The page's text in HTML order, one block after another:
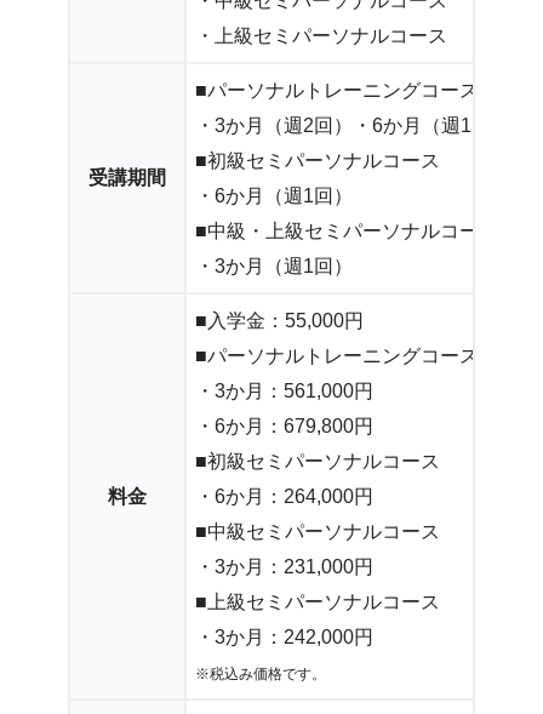
・上級セミパーソナルコース
受講期間
■パーソナルトレーニングコース
・3か月（週2回）・6か月（週1回）
■初級セミパーソナルコース
・6か月（週1回）
■中級・上級セミパーソナルコース
・3か月（週1回）
料金
■入学金：55,000円
■パーソナルトレーニングコース
・3か月：561,000円
・6か月：679,800円
■初級セミパーソナルコース
・6か月：264,000円
■中級セミパーソナルコース
・3か月：231,000円
■上級セミパーソナルコース
・3か月：242,000円
※税込み価格です。